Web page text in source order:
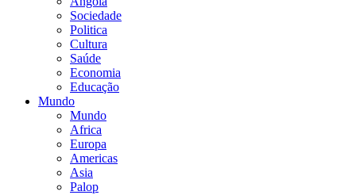
Sociedade
Politica
Cultura
Saúde
Economia
Educação
Mundo
Mundo
Africa
Europa
Americas
Asia
Palop